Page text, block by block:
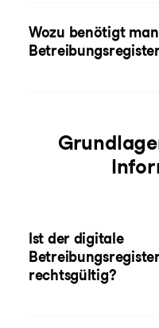
Wozu benötigt
Ist der digitale
rechtsgültig?